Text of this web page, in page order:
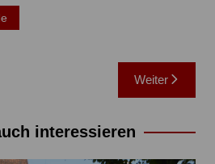
Weiter
interessieren